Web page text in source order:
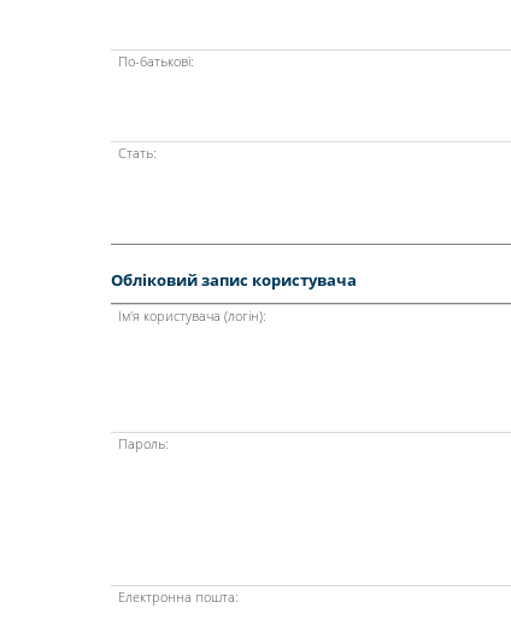
По-батькові:
Стать:
Обліковий запис користувача
Ім'я користувача (логін):
Пароль:
Електронна пошта: